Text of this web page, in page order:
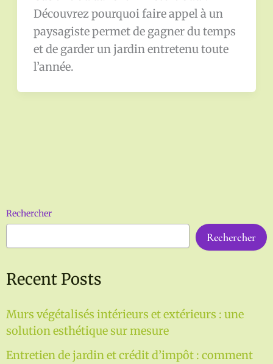
Rechercher
Rechercher
Recent Posts
Murs végétalisés intérieurs et extérieurs : une
solution esthétique sur mesure
Entretien de jardin et crédit d’impôt : comment
Découvrez pourquoi faire appel à un
paysagiste permet de gagner du temps
et de garder un jardin entretenu toute
l’année.